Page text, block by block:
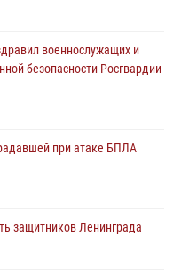
военнослужащих и
безопасности Росгвардии
при атаке БПЛА
защитников Ленинграда